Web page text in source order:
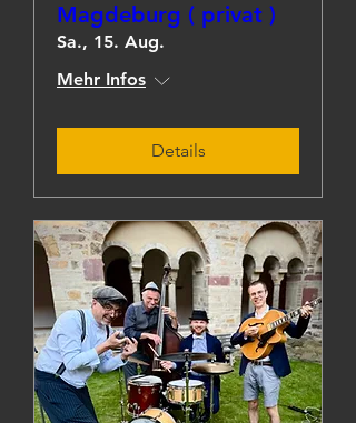
Magdeburg ( privat )
Sa., 15. Aug.
Mehr Infos
Details